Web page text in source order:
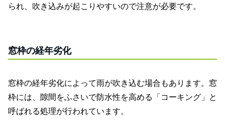
られ、吹き込みが起こりやすいので注意が必要です。
窓枠の経年劣化
窓枠の経年劣化によって雨が吹き込む場合もあります。窓
枠には、隙間をふさいで防水性を高める「コーキング」と
呼ばれる処理が行われています。